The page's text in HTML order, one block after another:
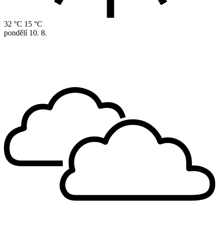
32 °C 15 °C
pondělí 10. 8.